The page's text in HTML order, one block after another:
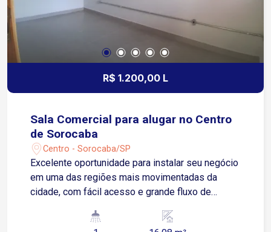
R$ 1.200,00 L
Sala Comercial para alugar no Centro
de Sorocaba
Centro - Sorocaba/SP
Excelente oportunidade para instalar seu negócio
em uma das regiões mais movimentadas da
cidade, com fácil acesso e grande fluxo de
fácil acesso à Avenida Dom Aguirre e à Avenida